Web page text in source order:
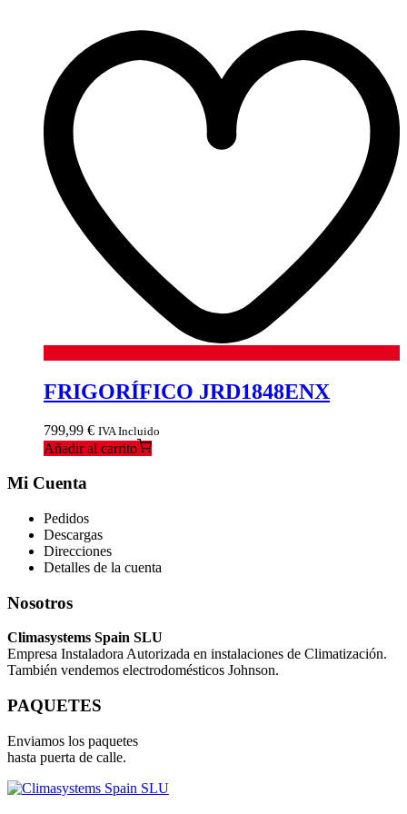
FRIGORÍFICO JRD1848ENX
799,99 € IVA Incluido
Añadir al carrito
Mi Cuenta
Pedidos
Descargas
Direcciones
Detalles de la cuenta
Nosotros
Climasystems Spain SLU
Empresa Instaladora Autorizada en instalaciones de Climatización.
También vendemos electrodomésticos Johnson.
PAQUETES
Enviamos los paquetes
hasta puerta de calle.